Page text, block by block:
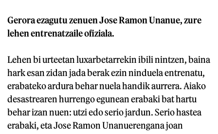
Gerora ezagutu zenuen Jose Ramon Unanue, zure
lehen entrenatzaile ofiziala.
Lehen bi urteetan luxarbetarrekin ibili nintzen, baina
hark esan zidan jada berak ezin ninduela entrenatu,
erabateko ardura behar nuela handik aurrera. Aiako
desastrearen hurrengo egunean erabaki bat hartu
behar izan nuen: utzi edo serio jardun. Serio hastea
erabaki, eta Jose Ramon Unanuerengana joan